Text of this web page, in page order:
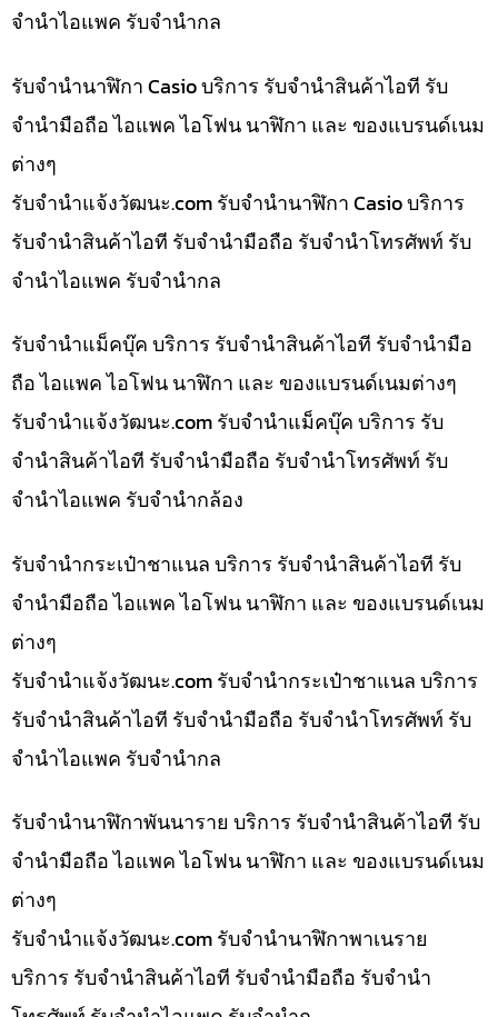
จำนำไอแพค รับจำนำกล
รับจำนำนาฬิกา Casio บริการ รับจำนำสินค้าไอที รับ
จำนำมือถือ ไอแพค ไอโฟน นาฬิกา และ ของแบรนด์เนม
ต่างๆ
รับจํานําแจ้งวัฒนะ.com รับจำนำนาฬิกา Casio บริการ
รับจำนำสินค้าไอที รับจำนำมือถือ รับจำนำโทรศัพท์ รับ
จำนำไอแพค รับจำนำกล
รับจำนำแม็คบุ๊ค บริการ รับจำนำสินค้าไอที รับจำนำมือ
ถือ ไอแพค ไอโฟน นาฬิกา และ ของแบรนด์เนมต่างๆ
รับจํานําแจ้งวัฒนะ.com รับจำนำแม็คบุ๊ค บริการ รับ
จำนำสินค้าไอที รับจำนำมือถือ รับจำนำโทรศัพท์ รับ
จำนำไอแพค รับจำนำกล้อง
รับจำนำกระเป๋าชาแนล บริการ รับจำนำสินค้าไอที รับ
จำนำมือถือ ไอแพค ไอโฟน นาฬิกา และ ของแบรนด์เนม
ต่างๆ
รับจํานําแจ้งวัฒนะ.com รับจำนำกระเป๋าชาแนล บริการ
รับจำนำสินค้าไอที รับจำนำมือถือ รับจำนำโทรศัพท์ รับ
จำนำไอแพค รับจำนำกล
รับจำนำนาฬิกาพันนาราย บริการ รับจำนำสินค้าไอที รับ
จำนำมือถือ ไอแพค ไอโฟน นาฬิกา และ ของแบรนด์เนม
ต่างๆ
รับจํานําแจ้งวัฒนะ.com รับจำนำนาฬิกาพาเนราย
บริการ รับจำนำสินค้าไอที รับจำนำมือถือ รับจำนำ